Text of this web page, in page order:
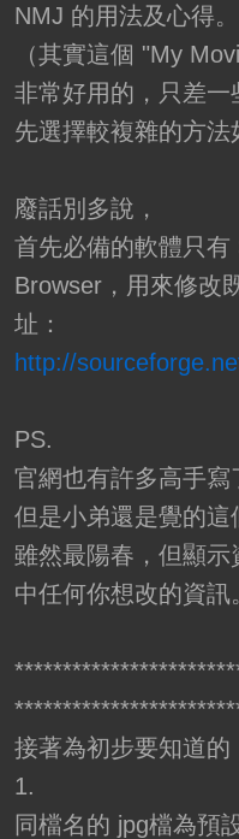
NMJ 的用法及心得。
（其實這個 "My
非常好用的，只差
先選擇較複雜的方法
廢話別多說，
首先必備的軟體只
Browser，用來修改
址：
http://
PS.
官網也有許多高手寫
但是小弟還是覺的這
雖然最陽春，但顯
中任何你想改的資訊
接著為初步要知道的
1.
同檔名的 jpg檔為預